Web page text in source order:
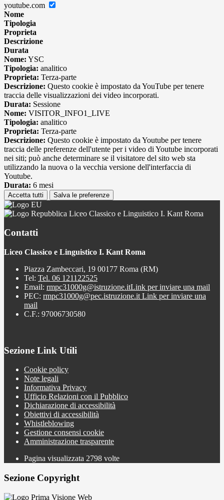
youtube.com
Nome
Tipologia
Proprieta
Descrizione
Durata
Nome: YSC
Tipologia: analitico
Proprieta: Terza-parte
Descrizione: Questo cookie è impostato da YouTube per tenere
traccia delle visualizzazioni dei video incorporati.
Durata: Sessione
Nome: VISITOR_INFO1_LIVE
Tipologia: analitico
Proprieta: Terza-parte
Descrizione: Questo cookie è impostato da Youtube per tenere
traccia delle preferenze dell'utente per i video di Youtube incorporati
nei siti; può anche determinare se il visitatore del sito web sta
utilizzando la nuova o la vecchia versione dell'interfaccia di
Youtube.
Durata: 6 mesi
Accetta tutti Salva le preferenze
Liceo Classico e Linguistico I. Kant Roma
Contatti
Liceo Classico e Linguistico I. Kant Roma
Piazza Zambeccari, 19 00177 Roma (RM)
Tel: Tel. 06 121122525
Email: rmpc31000g@istruzione.itLink per inviare una mail
PEC: rmpc31000g@pec.istruzione.it Link per inviare una
mail
C.F.: 97006730580
Sezione Link Utili
Cookie policy
Note legali
Informativa Privacy
Ufficio Relazioni con il Pubblico
Dichiarazione di accessibilità
Obiettivi di accessibilità
Whistleblowing
Gestione consensi cookie
Amministrazione trasparente
Pagina visualizzata 2798 volte
Sezione Copyright